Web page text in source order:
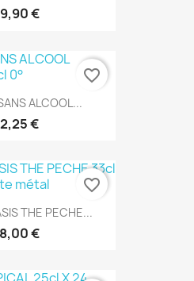
€
ALCOOL...
€
favorite_border
THE PECHE...
€
favorite_border